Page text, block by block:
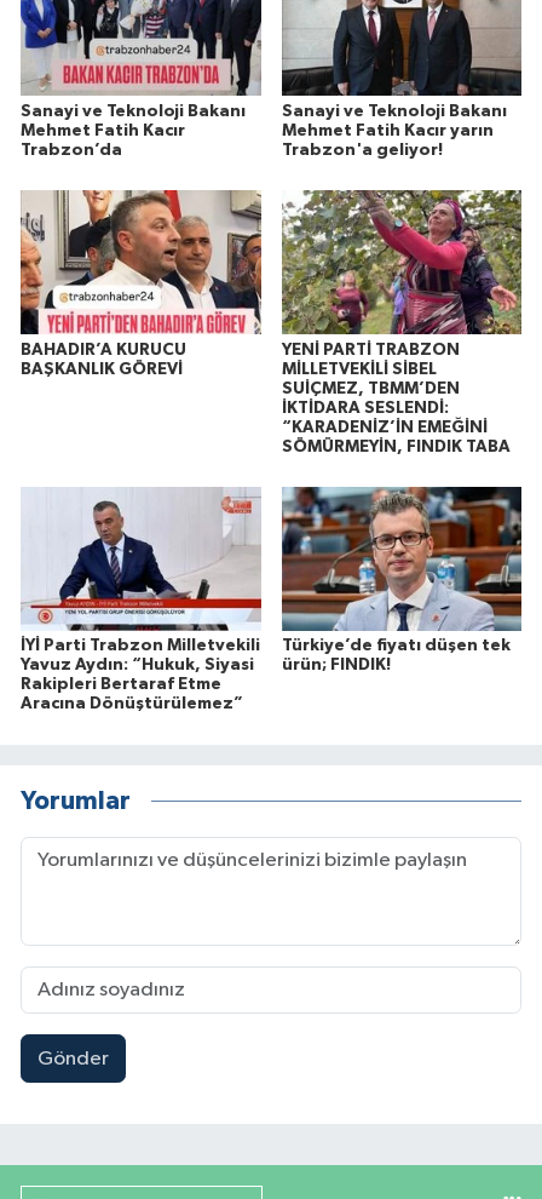
Sanayi ve Teknoloji Bakanı
Mehmet Fatih Kacır
Trabzon’da
Sanayi ve Teknoloji Bakanı
Mehmet Fatih Kacır yarın
Trabzon'a geliyor!
BAHADIR’A KURUCU
BAŞKANLIK GÖREVİ
YENİ PARTİ TRABZON
MİLLETVEKİLİ SİBEL
SUİÇMEZ, TBMM’DEN
İKTİDARA SESLENDİ:
“KARADENİZ’İN EMEĞİNİ
SÖMÜRMEYİN, FINDIK TABA
İYİ Parti Trabzon Milletvekili
Yavuz Aydın: “Hukuk, Siyasi
Rakipleri Bertaraf Etme
Aracına Dönüştürülemez”
Türkiye’de fiyatı düşen tek
ürün; FINDIK!
Yorumlar
Gönder